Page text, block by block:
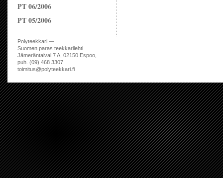
PT 06/2006
PT 05/2006
Polyteekkari —
Suomen paras teekkarilehti
Jämeräntaival 7 A, 02150 Espoo,
puh. (09) 468 3307
toimitus@polyteekkari.fi